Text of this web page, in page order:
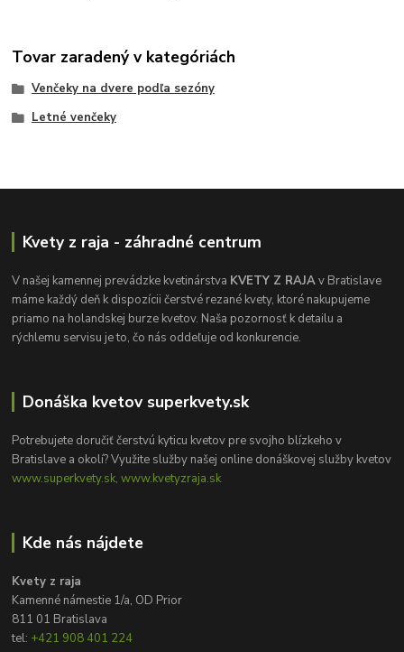
Tovar zaradený v kategóriách
Venčeky na dvere podľa sezóny
Letné venčeky
Kvety z raja - záhradné centrum
V našej kamennej prevádzke kvetinárstva KVETY Z RAJAv Bratislave
máme každý deň k dispozícii čerstvé rezané kvety, ktoré nakupujeme
priamo na holandskej burze kvetov. Naša pozornosť k detailu a
rýchlemu servisu je to, čo nás oddeľuje od konkurencie.
Donáška kvetov superkvety.sk
Potrebujete doručiť čerstvú kyticu kvetov pre svojho blízkeho v
Bratislave a okolí? Využite služby našej online donáškovej služby kvetov
www.superkvety.sk, www.kvetyzraja.sk
Kde nás nájdete
Kvety z raja
Kamenné námestie 1/a, OD Prior
811 01 Bratislava
tel: +421 908 401 224